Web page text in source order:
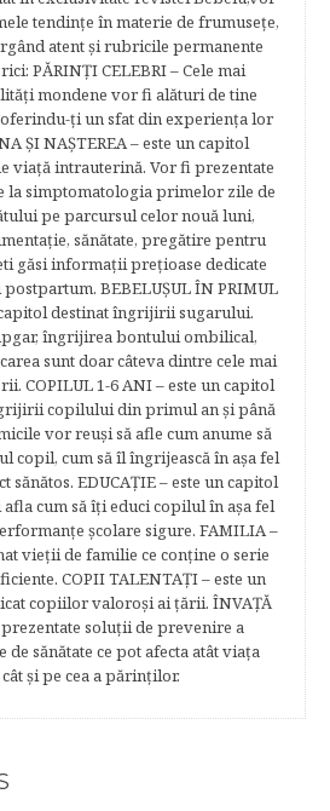
tendinţe în materie de frumuseţe,
atent şi rubricile permanente
PĂRINŢI CELEBRI – Cele mai
mondene vor fi alături de tine
ţi un sfat din experienţa lor
ŞI NAŞTEREA – este un capitol
viaţă intrauterină. Vor fi prezentate
simptomatologia primelor zile de
pe parcursul celor nouă luni,
sănătate, pregătire pentru
găsi informaţii preţioase dedicate
BEBELUŞUL ÎN PRIMUL
capitol destinat îngrijirii sugarului.
îngrijirea bontului ombilical,
sunt doar câteva dintre cele mai
COPILUL 1-6 ANI – este un capitol
copilului din primul an şi până
vor reuşi să afle cum anume să
copil, cum să îl îngrijească în aşa fel
sănătos. EDUCAŢIE – este un capitol
cum să îţi educi copilul în aşa fel
şcolare sigure. FAMILIA –
vieţii de familie ce conţine o serie
COPII TALENTAŢI – este un
copiilor valoroși ai țării. ÎNVAŢĂ
prezentate soluţii de prevenire a
sănătate ce pot afecta atât viaţa
şi pe cea a părinţilor.